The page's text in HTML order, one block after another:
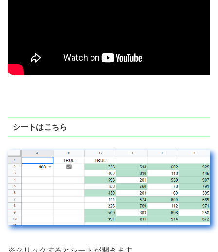
シートはこちら
※クリックするとシートが開きます。